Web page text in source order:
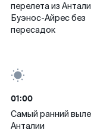
перелета из
Буэнос-Айрес без
пересадок
01:00
Самый ранний
Анталии